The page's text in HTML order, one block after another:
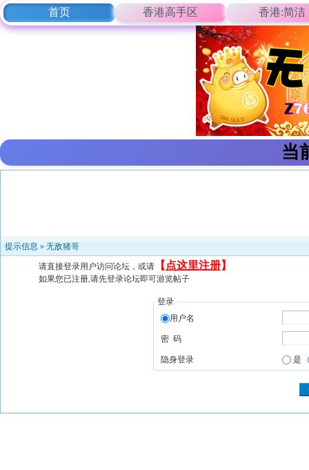
首页 香港高手区 香港:简洁
当
提示信息 » 无敌猪哥
请直接登录用户访问论坛，或请 【 点这里注册】
如果您已注册,请先登录论坛即可游览帖子
登录
用户名
密 码
隐身登录 是